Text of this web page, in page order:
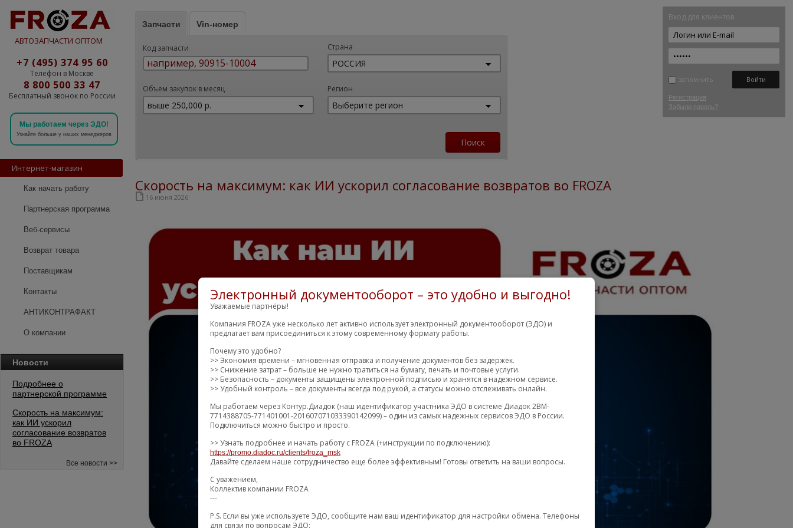
АВТОЗАПЧАСТИ ОПТОМ
+7 (495) 374 95 60
Телефон в Москве
8 800 500 33 47
Бесплатный звонок по России
Мы работаем через ЭДО!
Узнайте больше у наших менеджеров
Интернет-магазин
Как начать работу
Партнерская программа
Веб-сервисы
Возврат товара
Поставщикам
Контакты
АНТИКОНТРАФАКТ
О компании
Новости
Подробнее о
партнерской программе
Скорость на максимум:
как ИИ ускорил
согласование возвратов
во FROZA
Все новости >>
Вход для клиентов
запомнить
Регистрация
Забыли пароль?
Запчасти Vin-номер
Код запчасти Страна
Объем закупок в месяц Регион
Скорость на максимум: как ИИ ускорил согласование возвратов во FROZA
16 июня 2026
Электронный документооборот – это удобно и выгодно!
Уважаемые партнёры!
Компания FROZA уже несколько лет активно использует электронный документооборот (ЭДО) и
предлагает вам присоединиться к этому современному формату работы.
Почему это удобно?
>> Экономия времени – мгновенная отправка и получение документов без задержек.
>> Снижение затрат – больше не нужно тратиться на бумагу, печать и почтовые услуги.
>> Безопасность – документы защищены электронной подписью и хранятся в надежном сервисе.
>> Удобный контроль – все документы всегда под рукой, а статусы можно отслеживать онлайн.
Мы работаем через Контур.Диадок (наш идентификатор участника ЭДО в системе Диадок 2BM-
7714388705-771401001-201607071033390142099) – один из самых надежных сервисов ЭДО в России.
Подключиться можно быстро и просто.
>> Узнать подробнее и начать работу с FROZA (+инструкции по подключению):
https://promo.diadoc.ru/clients/froza_msk
Давайте сделаем наше сотрудничество еще более эффективным! Готовы ответить на ваши вопросы.
С уважением,
Коллектив компании FROZA
---
P.S. Если вы уже используете ЭДО, сообщите нам ваш идентификатор для настройки обмена. Телефоны
для связи по вопросам ЭДО: